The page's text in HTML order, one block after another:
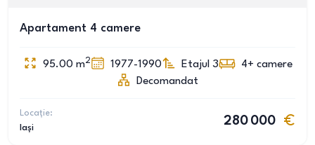
Apartament 4 camere
95.00 m2 1977-1990 Etajul 3 4+ camere
Decomandat
Locație:
Iași
280 000